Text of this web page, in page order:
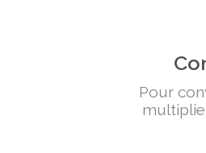
Pour